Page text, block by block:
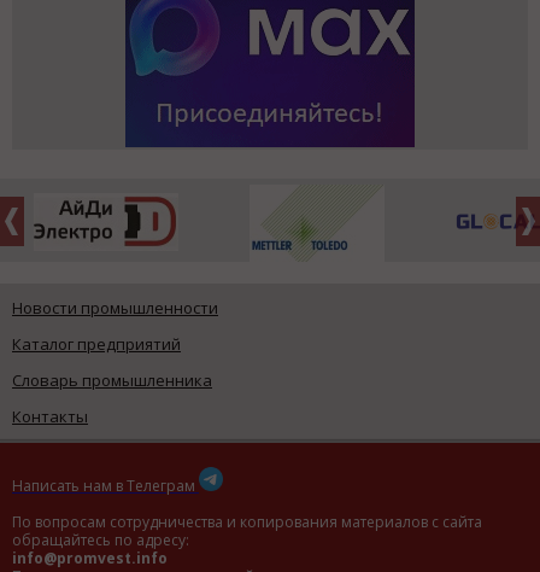
Новости промышленности
Каталог предприятий
Словарь промышленника
Контакты
Написать нам в Телеграм
По вопросам сотрудничества и копирования материалов с сайта
обращайтесь по адресу:
info@promvest.info